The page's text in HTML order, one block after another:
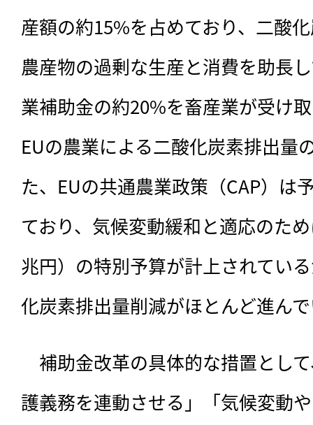
産額の約15%を占めており、二酸
農産物の過剰な生産と消費を助長
業補助金の約20%を畜産業が受け
EUの農業による二酸化炭素排出量
た、EUの共通農業政策（CAP）は
ており、気候変動緩和と適応のた
兆円）の特別予算が計上されてい
化炭素排出量削減がほとんど進ん
補助金改革の具体的な措置とし
護義務を連動させる」「気候変動